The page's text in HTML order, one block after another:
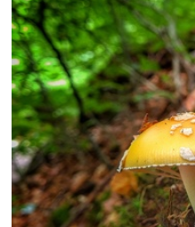
Les vtaci Hrad
macro Psi mobil
jar more zver
Apollo foto Bike
loď dievča úsmev